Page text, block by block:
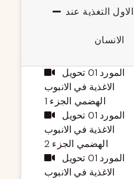
التغذية عند
الانسان
المورد 01 تحويل
الاغذية في الانبوب
الهضمي الجزء 1
المورد 01 تحويل
الاغذية في الانبوب
الهضمي الجزء 2
المورد 01 تحويل
الاغذية في الانبوب